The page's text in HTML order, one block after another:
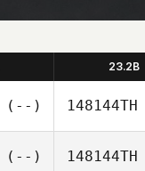
23.2B
(--) 148144TH
(--) 148144TH